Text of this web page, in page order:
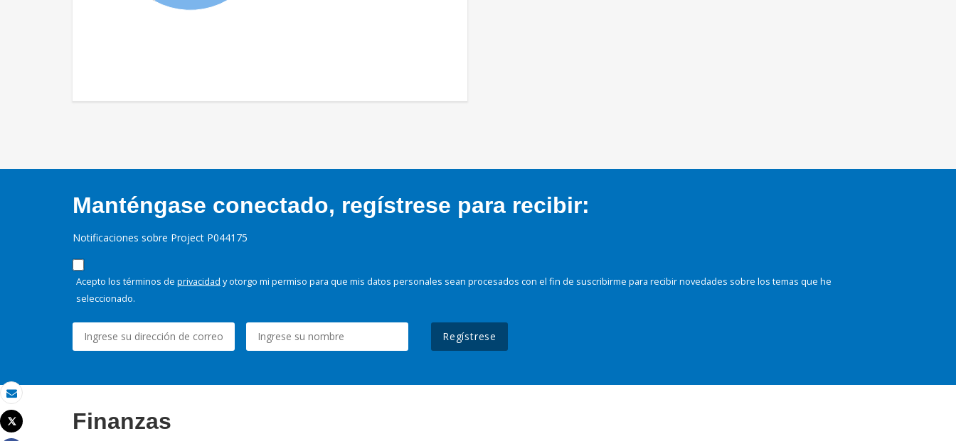
Correo electrónico
Imprimir
Tweet
Manténgase conectado, regístrese para recibir:
Notificaciones sobre Project P044175
Acepto los términos de privacidad y otorgo mi permiso para que mis datos personales sean procesados con el fin de suscribirme para recibir novedades sobre los temas que he
seleccionado.
Regístrese
Finanzas